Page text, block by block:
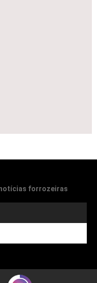
forrozeiras